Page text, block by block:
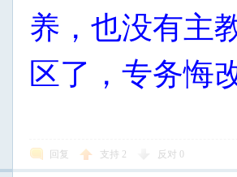
养，也没有主
区了，专务悔
回复 支持 2 反对 0